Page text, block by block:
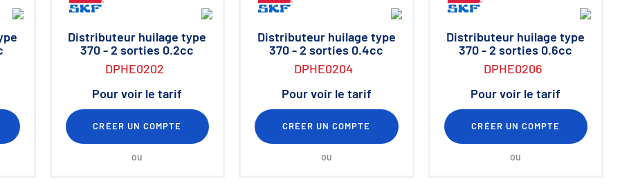
Distributeur huilage type
370 - 2 sorties 0.2cc
DPHE0202
Pour voir le tarif
CRÉER UN COMPTE
ou
Distributeur huilage type
370 - 2 sorties 0.4cc
DPHE0204
Pour voir le tarif
CRÉER UN COMPTE
ou
Distributeur huilage type
370 - 2 sorties 0.6cc
DPHE0206
Pour voir le tarif
CRÉER UN COMPTE
ou